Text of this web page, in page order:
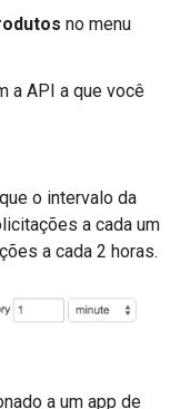
no menu
a API a que você
o intervalo da
a cada um
a cada 2 horas.
a um app de